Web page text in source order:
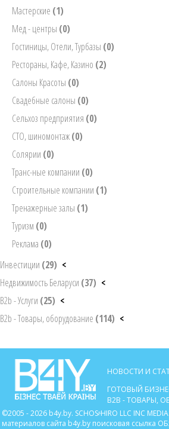
Мастерские (1)
Мед - центры (0)
Гостиницы, Отели, Турбазы (0)
Рестораны, Кафе, Казино (2)
Салоны Красоты (0)
Свадебные салоны (0)
Сельхоз предприятия (0)
СТО, шиномонтаж(0)
Солярии (0)
Транс-ные компании (0)
Строительные компании (1)
Тренажерные залы (1)
Туризм (0)
Реклама (0)
Инвестиции (29) <
Недвижимость Беларуси (37) <
B2b - Услуги (25) <
B2b - Товары, оборудование (114) <
НОВОСТИ И
ГОТОВЫЙ
B2B - ТОВАРЫ,
©2005 - 2026 b4y.by. SCHOSᶳHIRO LLC INC
материалов сайта b4y.by поисковая ссылка